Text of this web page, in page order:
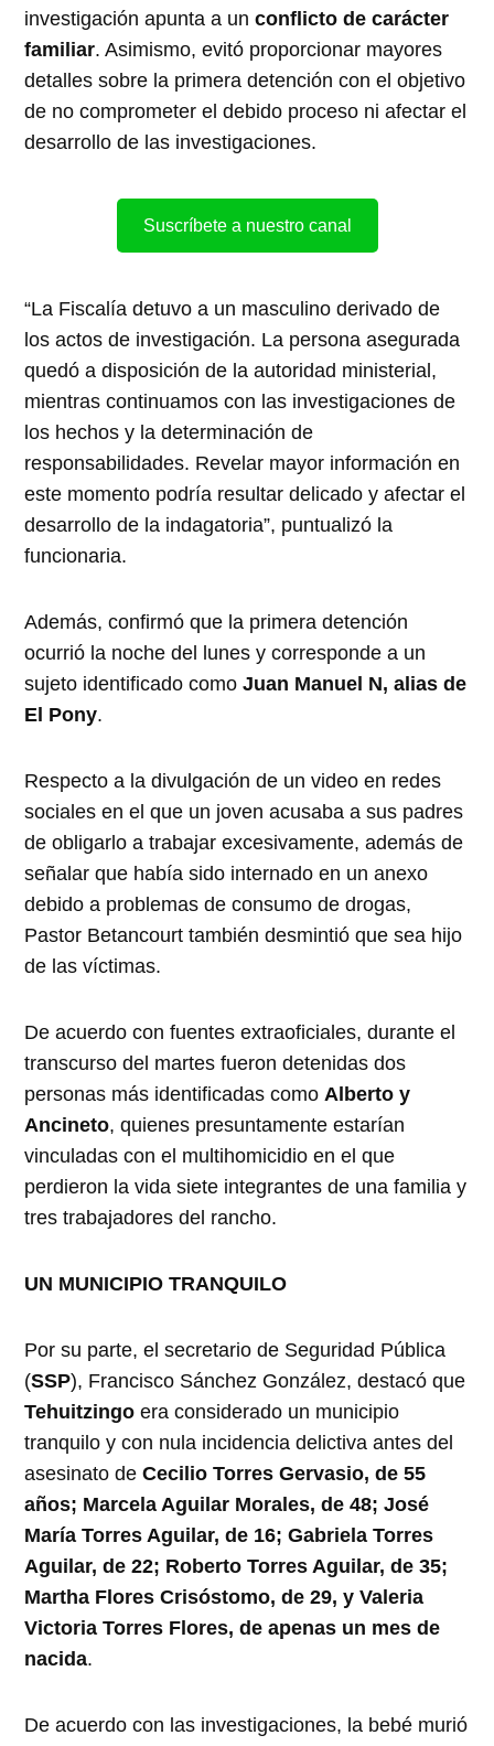
investigación apunta a unconflicto de carácter
familiar. Asimismo, evitó proporcionar mayores
detalles sobre la primera detención con el objetivo
de no comprometer el debido proceso ni afectar el
desarrollo de las investigaciones.
Suscríbete a nuestro canal
“La Fiscalía detuvo a un masculino derivado de
los actos de investigación. La persona asegurada
quedó a disposición de la autoridad ministerial,
mientras continuamos con las investigaciones de
los hechos y la determinación de
responsabilidades. Revelar mayor información en
este momento podría resultar delicado y afectar el
desarrollo de la indagatoria”, puntualizó la
funcionaria.
Además, confirmó que la primera detención
ocurrió la noche del lunes y corresponde a un
sujeto identificado comoJuan Manuel N, alias de
El Pony.
Respecto a la divulgación de un video en redes
sociales en el que un joven acusaba a sus padres
de obligarlo a trabajar excesivamente, además de
señalar que había sido internado en un anexo
debido a problemas de consumo de drogas,
Pastor Betancourt también desmintió que sea hijo
de las víctimas.
De acuerdo con fuentes extraoficiales, durante el
transcurso del martes fueron detenidas dos
personas más identificadas como Alberto y
Ancineto, quienes presuntamente estarían
vinculadas con el multihomicidio en el que
perdieron la vida siete integrantes de una familia y
tres trabajadores del rancho.
UN MUNICIPIO TRANQUILO
Por su parte, el secretario de Seguridad Pública
(SSP), Francisco Sánchez González, destacó que
Tehuitzingo era considerado un municipio
tranquilo y con nula incidencia delictiva antes del
asesinato deCecilio Torres Gervasio, de 55
años; Marcela Aguilar Morales, de 48; José
María Torres Aguilar, de 16; Gabriela Torres
Aguilar, de 22; Roberto Torres Aguilar, de 35;
Martha Flores Crisóstomo, de 29, y Valeria
Victoria Torres Flores, de apenas un mes de
nacida.
De acuerdo con las investigaciones, la bebé murió